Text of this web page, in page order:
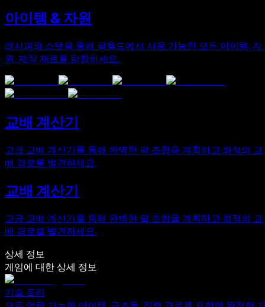
아이템 & 자원
레시피와 스탯을 통해 팔월드에서 사용 가능한 모든 아이템, 자
원, 제작 재료를 탐험하세요.
교배 계산기
고급 교배 계산기를 통해 완벽한 팔 조합을 계획하고 최적의 교
배 경로를 발견하세요.
교배 계산기
고급 교배 계산기를 통해 완벽한 팔 조합을 계획하고 최적의 교
배 경로를 발견하세요.
상세 정보
게임에 대한 상세 정보
기술 트리